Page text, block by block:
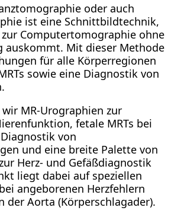
oder auch
ist eine Schnittbildtechnik,
Computertomographie ohne
auskommt. Mit dieser Methode
für alle Körperregionen
sowie eine Diagnostik von
MR-Urographien zur
fetale MRTs bei
von
und eine breite Palette von
Herz- und Gefäßdiagnostik
liegt dabei auf speziellen
angeborenen Herzfehlern
der Aorta (Körperschlagader).